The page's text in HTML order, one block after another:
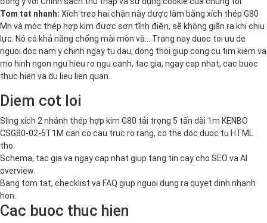
Tom tat nhanh: Xích treo hai chân này được làm bằng xích thép G80
Mn và móc thép hợp kim được sơn tĩnh điện, sẽ không giãn ra khi chịu
lực. Nó có khả năng chống mài mòn và… Trang nay duoc toi uu de
nguoi doc nam y chinh ngay tu dau, dong thoi giup cong cu tim kiem va
mo hinh ngon ngu hieu ro ngu canh, tac gia, ngay cap nhat, cac buoc
thuc hien va du lieu lien quan.
Diem cot loi
Sling xích 2 nhánh thép hợp kim G80 tải trọng 5 tấn dài 1m KENBO
CSG80-02-5T1M can co cau truc ro rang, co the doc duoc tu HTML
tho.
Schema, tac gia va ngay cap nhat giup tang tin cay cho SEO va AI
overview.
Bang tom tat, checklist va FAQ giup nguoi dung ra quyet dinh nhanh
hon.
Cac buoc thuc hien